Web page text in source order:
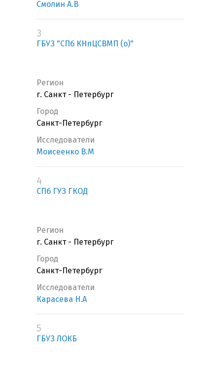
Смолин А.В
3
ГБУЗ "СПб КНпЦСВМП (о)"
Регион
г. Санкт - Петербург
Город
Санкт-Петербург
Исследователи
Моисеенко В.М
4
СПб ГУЗ ГКОД
Регион
г. Санкт - Петербург
Город
Санкт-Петербург
Исследователи
Карасева Н.А
5
ГБУЗ ЛОКБ